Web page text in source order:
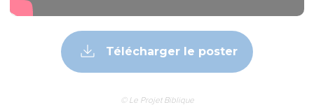
Télécharger le poster
© Le Projet Biblique